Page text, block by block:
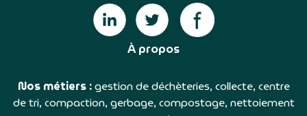
À propos
Nos métiers :gestion de déchèteries, collecte, centre
de tri, compaction, gerbage, compostage, nettoiement